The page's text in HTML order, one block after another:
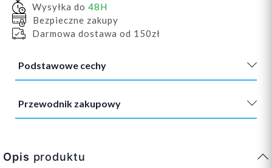
Wysyłka do 48H
Bezpieczne zakupy
Darmowa dostawa od 150zł
Podstawowe cechy
Przewodnik zakupowy
Opis produktu